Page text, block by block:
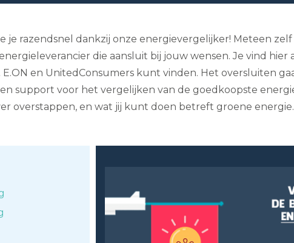
razendsnel dankzij onze energievergelijker! Meteen
die aansluit bij jouw wensen. Je vind hier
en UnitedConsumers kunt vinden. Het oversluiten
support voor het vergelijken van de goedkoopste
overstappen, en wat jij kunt doen betreft groene energie.